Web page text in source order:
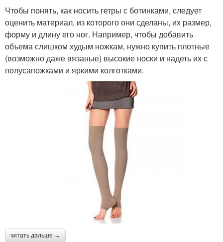
Чтобы понять, как носить гетры с ботинками, следует
оценить материал, из которого они сделаны, их размер,
форму и длину его ног. Например, чтобы добавить
объема слишком худым ножкам, нужно купить плотные
(возможно даже вязаные) высокие носки и надеть их с
полусапожками и яркими колготками.
читать дальше →